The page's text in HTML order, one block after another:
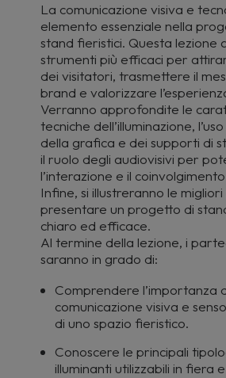
La comunicazione visiva e
elemento essenziale nella
stand fieristici. Questa lezione
strumenti più efficaci per
dei visitatori, trasmettere il
brand e valorizzare
Verranno approfondite le
tecniche dell’illuminazione,
della grafica e dei supporti di
il ruolo degli audiovisivi per
l’interazione e il
Infine, si illustreranno le
presentare un progetto di
chiaro ed efficace.
Al termine della lezione, i
saranno in grado di:
Comprendere l’importanza
comunicazione visiva e
di uno spazio fieristico.
Conoscere le principali
illuminanti utilizzabili in fiera